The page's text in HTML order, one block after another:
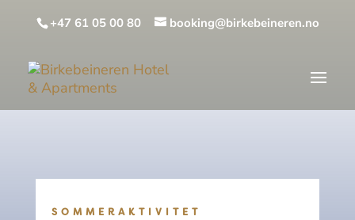
+47 61 05 00 80 booking@birkebeineren.no
SOMMERAKTIVITET